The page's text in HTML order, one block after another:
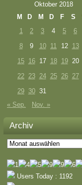
Oktober 2018
M
D M D F S
1
2 3 4 5 6
8
9 10 11 12 13
15 16 17 18 19 20
22 23 24 25 26 27
29 30 31
« Sep.
Nov. »
Archiv
Archiv
Users Today : 1192